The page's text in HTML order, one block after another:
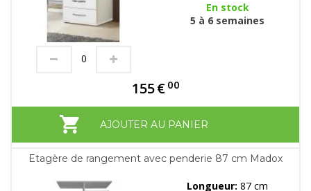
En stock
5 à 6 semaines
155€ 00
AJOUTER AU PANIER
Etagère de rangement avec penderie 87 cm Madox
Longueur: 87 cm